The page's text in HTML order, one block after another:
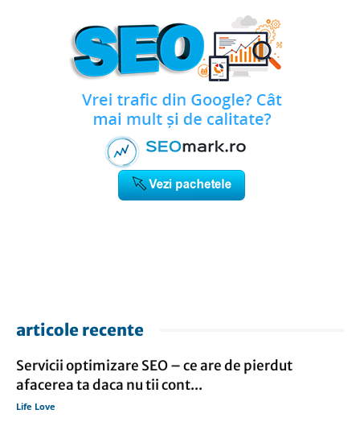
articole recente
Servicii optimizare SEO – ce are de pierdut
afacerea ta daca nu tii cont...
Life Love